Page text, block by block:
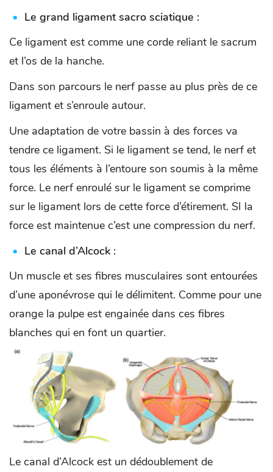
Le grand ligament sacro sciatique :
Ce ligament est comme une corde reliant le sacrum
et l’os de la hanche.
Dans son parcours le nerf passe au plus près de ce
ligament et s’enroule autour.
Une adaptation de votre bassin à des forces va
tendre ce ligament. Si le ligament se tend, le nerf et
tous les éléments à l’entoure son soumis à la même
force. Le nerf enroulé sur le ligament se comprime
sur le ligament lors de cette force d’étirement. SI la
force est maintenue c’est une compression du nerf.
Le canal d’Alcock :
Un muscle et ses fibres musculaires sont entourées
d’une aponévrose qui le délimitent. Comme pour une
orange la pulpe est engainée dans ces fibres
blanches qui en font un quartier.
Le canal d’Alcock est un dédoublement de